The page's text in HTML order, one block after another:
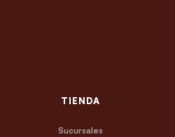
TIENDA
Sucursales